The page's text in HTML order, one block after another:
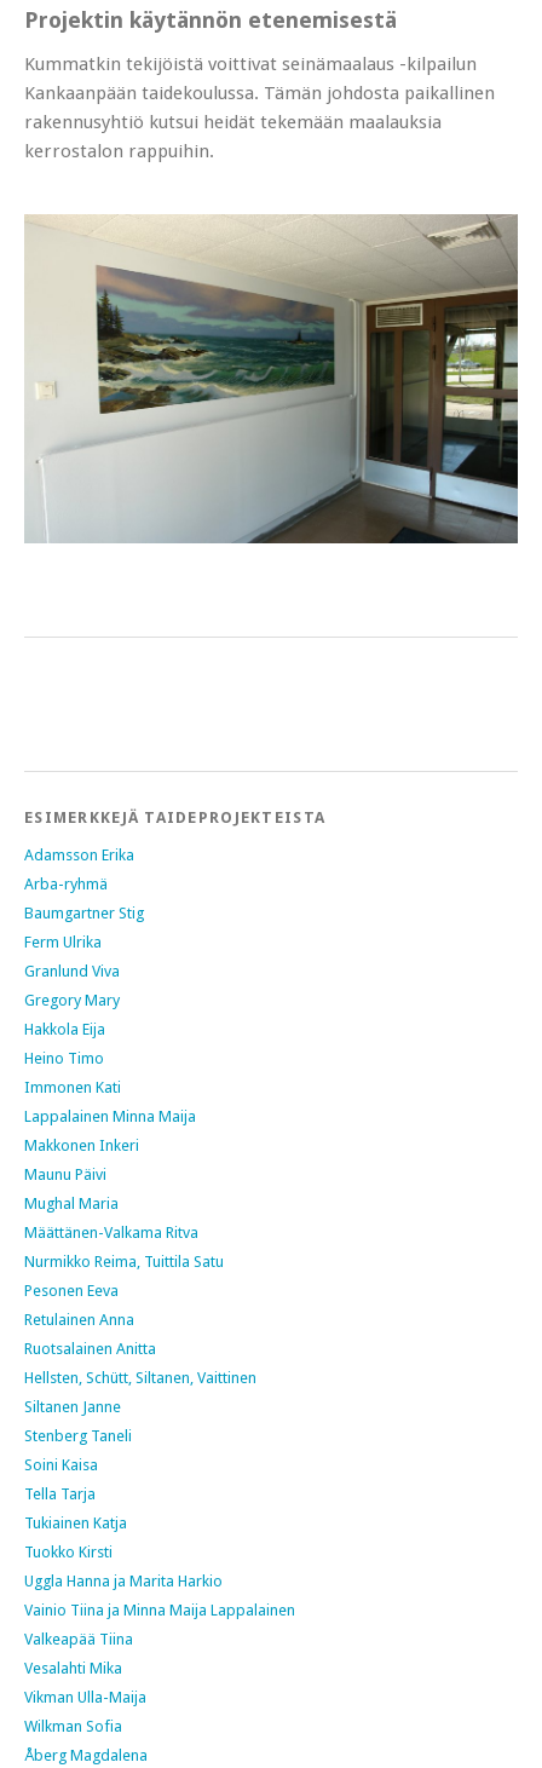
Projektin käytännön etenemisestä
Kummatkin tekijöistä voittivat seinämaalaus -kilpailun
Kankaanpään taidekoulussa. Tämän johdosta paikallinen
rakennusyhtiö kutsui heidät tekemään maalauksia
kerrostalon rappuihin.
ESIMERKKEJÄ TAIDEPROJEKTEISTA
Adamsson Erika
Arba-ryhmä
Baumgartner Stig
Ferm Ulrika
Granlund Viva
Gregory Mary
Hakkola Eija
Heino Timo
Immonen Kati
Lappalainen Minna Maija
Makkonen Inkeri
Maunu Päivi
Mughal Maria
Määttänen-Valkama Ritva
Nurmikko Reima, Tuittila Satu
Pesonen Eeva
Retulainen Anna
Ruotsalainen Anitta
Hellsten, Schütt, Siltanen, Vaittinen
Siltanen Janne
Stenberg Taneli
Soini Kaisa
Tella Tarja
Tukiainen Katja
Tuokko Kirsti
Uggla Hanna ja Marita Harkio
Vainio Tiina ja Minna Maija Lappalainen
Valkeapää Tiina
Vesalahti Mika
Vikman Ulla-Maija
Wilkman Sofia
Åberg Magdalena